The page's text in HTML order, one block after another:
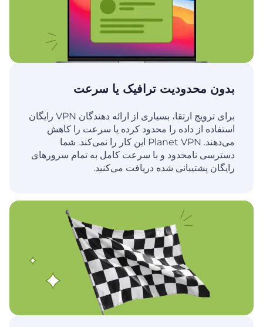
بدون محدودیت ترافیک یا سرعت
برای ترویج ارتقا، بسیاری از ارائه دهندگان VPN رایگان
استفاده از داده را محدود کرده یا سرعت را کاهش
می‌دهند. Planet VPN این کار را نمی‌کند. شما
دسترسی نامحدود و با سرعت کامل به تمام سرورهای
رایگان پشتیبانی شده دریافت می‌کنید.